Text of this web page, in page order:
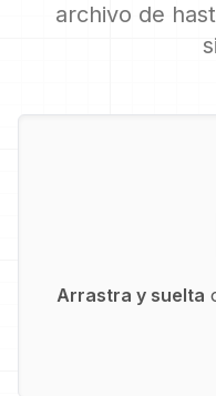
archivo de
Arrastra y suelta